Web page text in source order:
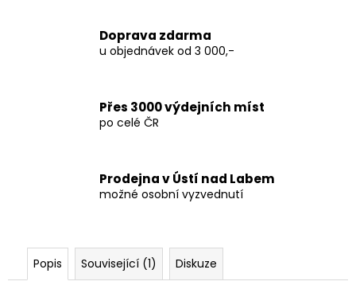
Doprava zdarma
u objednávek od 3 000,-
Přes 3000 výdejních míst
po celé ČR
Prodejna v Ústí nad Labem
možné osobní vyzvednutí
Popis Související (1) Diskuze